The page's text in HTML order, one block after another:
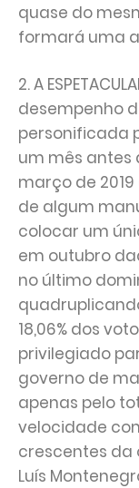
quase do
formará uma
2. A
desempenho
personificada
um mês antes
março de
de algum
colocar um
em outubro
no último
18,06% dos
privilegiado
governo de
apenas pelo
velocidade
crescentes da
Luís